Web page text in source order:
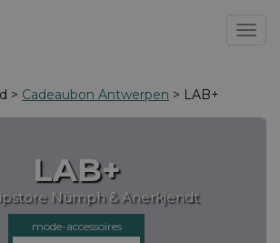
> Cadeaubon Antwerpen > LAB+
LAB+
Nümph & Anerkjendt
mode-accessoires